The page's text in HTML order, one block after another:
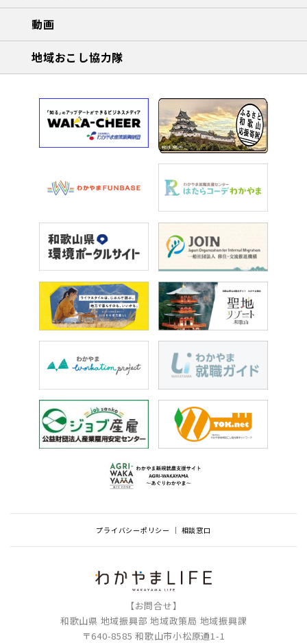
動画
地域おこし協力隊
プライバシーポリシー 相談窓口
【お問合せ】
和歌山県 地域振興部 地域政策局 地域振興課
〒640-8585 和歌山市小松原通1-1